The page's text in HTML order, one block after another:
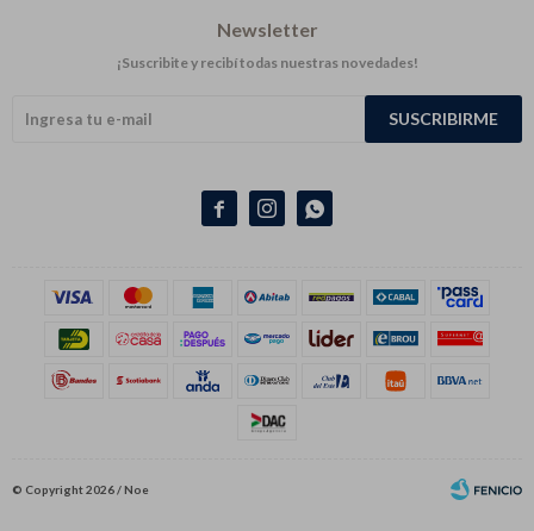
  
Newsletter
¡Suscribite y recibí todas nuestras novedades!
SUSCRIBIRME
© Copyright 2026 / Noe